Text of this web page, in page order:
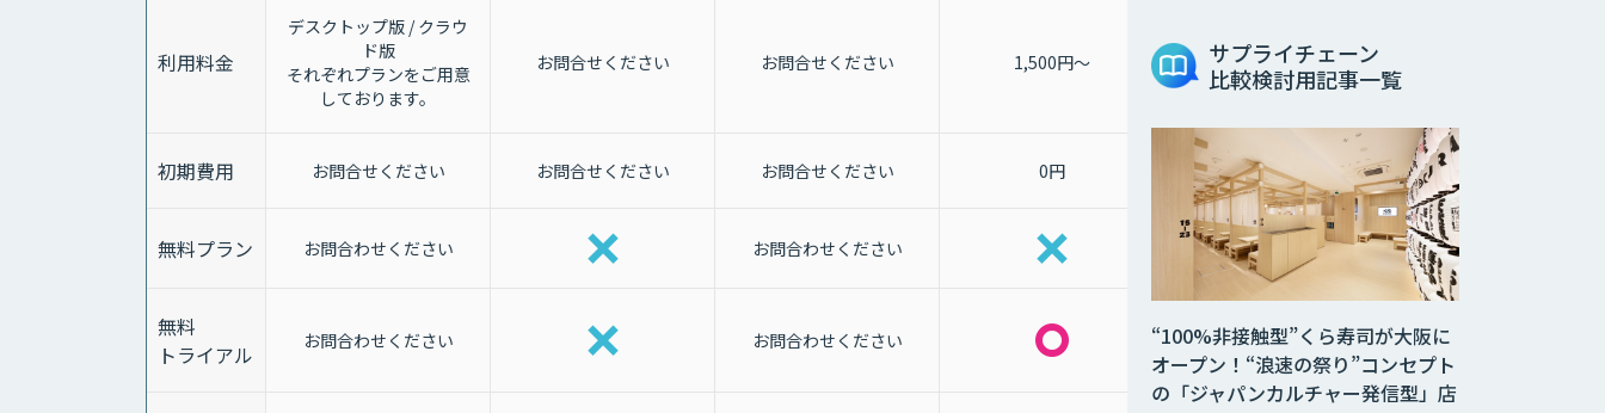
利用料金
デスクトップ版 / クラウ
ド版
それぞれプランをご用意
しております。
お問合せください お問合せください 1,500円～ 月額 500,000円〜
初期費用 お問合せください お問合せください お問合せください 0円 1,000,000円〜
無料プラン お問合わせください お問合わせください お問合わせください
無料
トライアル
お問合わせください お問合わせください お問合わせください
サプライチェーン
比較検討用記事一覧
“100%非接触型”くら寿司が大阪に
オープン！“浪速の祭り”コンセプト
の「ジャパンカルチャー発信型」店